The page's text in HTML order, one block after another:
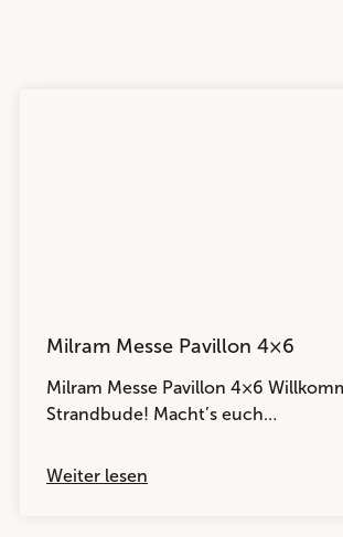
Milram Messe Pavillon 4×6
Milram Messe Pavillon 4×6
Strandbude! Macht’s euch…
Weiter lesen